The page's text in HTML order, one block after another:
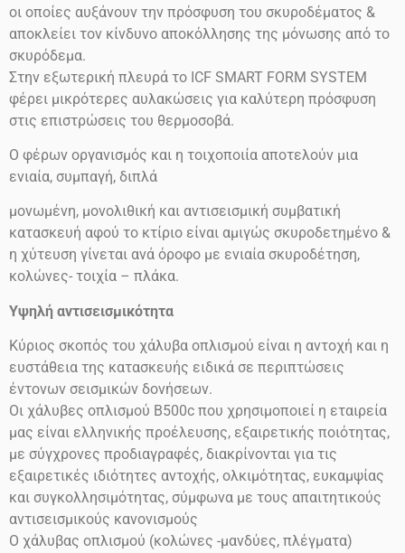
οι οποίες αυξάνουν την πρόσφυση του σκυροδέματος &
αποκλείει τον κίνδυνο αποκόλλησης της μόνωσης από το
σκυρόδεμα.
Στην εξωτερική πλευρά το ICF SMART FORM SYSTEM
φέρει μικρότερες αυλακώσεις για καλύτερη πρόσφυση
στις επιστρώσεις του θερμοσοβά.
Ο φέρων οργανισμός και η τοιχοποιία αποτελούν μια
ενιαία, συμπαγή, διπλά
μονωμένη, μονολιθική και αντισεισμική συμβατική
κατασκευή αφού το κτίριο είναι αμιγώς σκυροδετημένο &
η χύτευση γίνεται ανά όροφο με ενιαία σκυροδέτηση,
κολώνες- τοιχία – πλάκα.
Υψηλή αντισεισμικότητα
Κύριος σκοπός του χάλυβα οπλισμού είναι η αντοχή και η
ευστάθεια της κατασκευής ειδικά σε περιπτώσεις
έντονων σεισμικών δονήσεων.
Οι χάλυβες οπλισμού Β500c που χρησιμοποιεί η εταιρεία
μας είναι ελληνικής προέλευσης, εξαιρετικής ποιότητας,
με σύγχρονες προδιαγραφές, διακρίνονται για τις
εξαιρετικές ιδιότητες αντοχής, ολκιμότητας, ευκαμψίας
και συγκολλησιμότητας, σύμφωνα με τους απαιτητικούς
αντισεισμικούς κανονισμούς
Ο χάλυβας οπλισμού (κολώνες -μανδύες, πλέγματα)